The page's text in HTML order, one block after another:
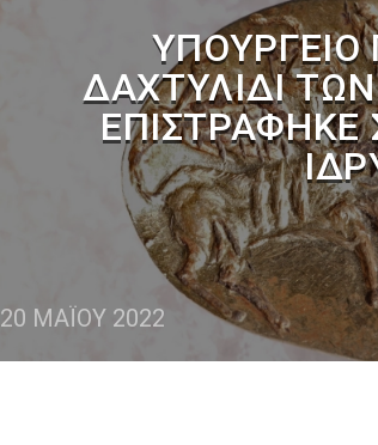
ΥΠΟΥΡΓΕΊΟ
ΔΑΧΤΥΛΊΔΙ
20 ΜΑΪ́ΟΥ 2022